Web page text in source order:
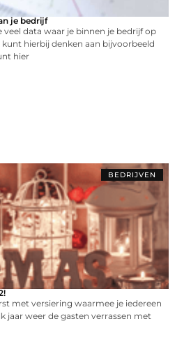
je bedrijf
veel data waar je binnen je bedrijf op
hierbij denken aan bijvoorbeeld
hier
BEDRIJVEN
met versiering waarmee je iedereen
jaar weer de gasten verrassen met